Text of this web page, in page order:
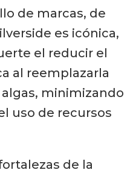
de marcas, de
es icónica,
el reducir el
al reemplazarla
minimizando
uso de recursos
de la